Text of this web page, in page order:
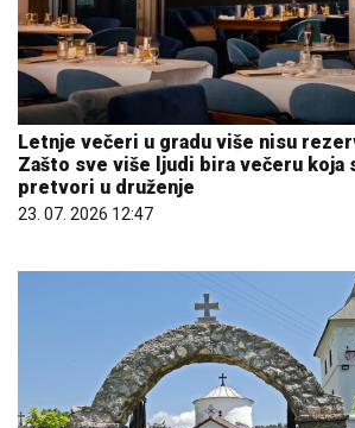
Letnje večeri u gradu više nisu
Zašto sve više ljudi bira večeru koja
pretvori u druženje
23. 07. 2026 12:47